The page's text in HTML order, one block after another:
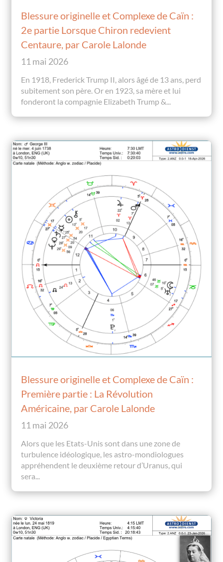
Blessure originelle et Complexe de Caïn :
2e partie Lorsque Chiron redevient
Centaure, par Carole Lalonde
11 mai 2026
En 1918, Frederick Trump II, alors âgé de 13 ans, perd
subitement son père. Or en 1923, sa mère et lui
fonderont la compagnie Elizabeth Trump &...
Blessure originelle et Complexe de Caïn :
Première partie : La Révolution
Américaine, par Carole Lalonde
11 mai 2026
Alors que les Etats-Unis sont dans une zone de
turbulence idéologique, les astro-mondiologues
appréhendent le deuxième retour d’Uranus, qui
sera...